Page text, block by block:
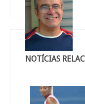
NOTÍCIAS